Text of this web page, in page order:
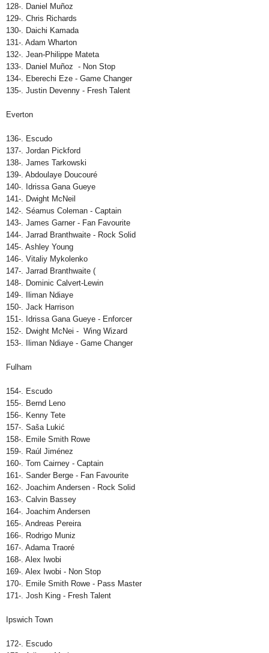
128-. Daniel Muñoz
129-. Chris Richards
130-. Daichi Kamada
131-. Adam Wharton
132-. Jean-Philippe Mateta
133-. Daniel Muñoz - Non Stop
134-. Eberechi Eze - Game Changer
135-. Justin Devenny - Fresh Talent
Everton
136-. Escudo
137-. Jordan Pickford
138-. James Tarkowski
139-. Abdoulaye Doucouré
140-. Idrissa Gana Gueye
141-. Dwight McNeil
142-. Séamus Coleman - Captain
143-. James Garner - Fan Favourite
144-. Jarrad Branthwaite - Rock Solid
145-. Ashley Young
146-. Vitaliy Mykolenko
147-. Jarrad Branthwaite (
148-. Dominic Calvert-Lewin
149-. Iliman Ndiaye
150-. Jack Harrison
151-. Idrissa Gana Gueye - Enforcer
152-. Dwight McNei - Wing Wizard
153-. Iliman Ndiaye - Game Changer
Fulham
154-. Escudo
155-. Bernd Leno
156-. Kenny Tete
157-. Saša Lukić
158-. Emile Smith Rowe
159-. Raúl Jiménez
160-. Tom Cairney - Captain
161-. Sander Berge - Fan Favourite
162-. Joachim Andersen - Rock Solid
163-. Calvin Bassey
164-. Joachim Andersen
165-. Andreas Pereira
166-. Rodrigo Muniz
167-. Adama Traoré
168-. Alex Iwobi
169-. Alex Iwobi - Non Stop
170-. Emile Smith Rowe - Pass Master
171-. Josh King - Fresh Talent
Ipswich Town
172-. Escudo